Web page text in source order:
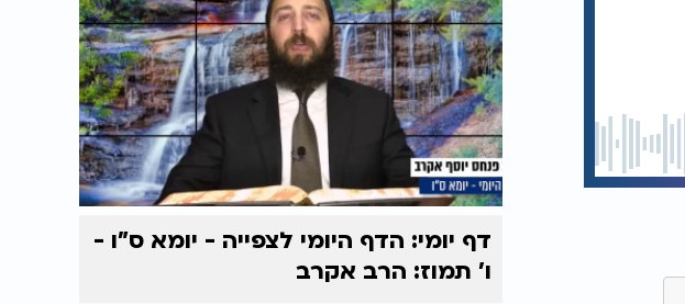
דף יומי: הדף היומי לצפייה - יומא ס"ו -
ו’ תמוז: הרב אקרב